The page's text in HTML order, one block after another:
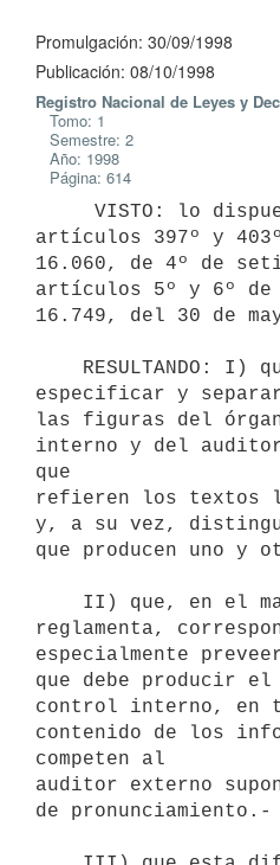
Promulgación: 30/09/1998
Publicación: 08/10/1998
Registro Nacional de Leyes y
Tomo: 1
Semestre: 2
Año: 1998
Página: 614
artículos 397º y
16.060, de 4º de
artículos 5º y 6º de
16.749, del 30 de
especificar y
las figuras del
interno y del
que
refieren los textos
y, a su vez,
que producen uno y
reglamenta,
especialmente
que debe producir el
control interno, en
contenido de los
competen al
auditor externo
de pronunciamiento.-